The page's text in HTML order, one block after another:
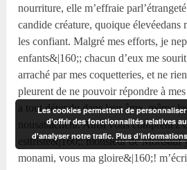
nourriture, elle m’effraie
candide créature, quoique
les confiant. Malgré mes efforts, je
enfants&|160;; chacun d’eux me
arraché par mes coquetteries, et ne
pleurent de ne pouvoir répondre à
a tout détendu dans leur âme, même
nousattachent. Ainsi vous comprenez
esttriste&|160;: monsieur de Mortsauf
monami, vous ma gloire&|160;!
Les cookies permettent de
d'offrir des fonctionnalités relatives
d'analyser notre trafic.Plus d’informations